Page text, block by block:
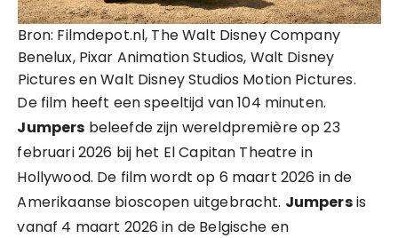
Bron: Filmdepot.nl, The Walt Disney Company
Benelux, Pixar Animation Studios, Walt Disney
Pictures en Walt Disney Studios Motion Pictures.
De film heeft een speeltijd van 104 minuten.
Jumpers beleefde zijn wereldpremière op 23
februari 2026 bij het El Capitan Theatre in
Hollywood. De film wordt op 6 maart 2026 in de
Amerikaanse bioscopen uitgebracht. Jumpersis
vanaf 4 maart 2026 in de Belgische en